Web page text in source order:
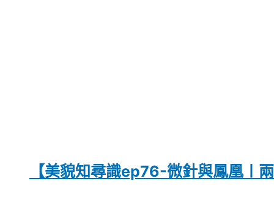
【美貌知尋識ep76-微針與鳳凰〡